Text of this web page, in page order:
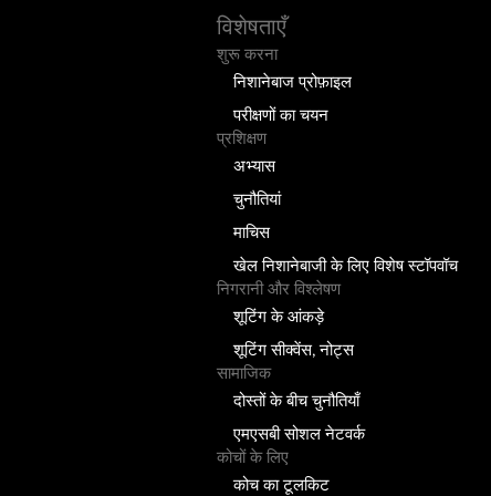
विशेषताएँ
शुरू करना
निशानेबाज प्रोफ़ाइल
परीक्षणों का चयन
प्रशिक्षण
अभ्यास
चुनौतियां
माचिस
खेल निशानेबाजी के लिए विशेष स्टॉपवॉच
निगरानी और विश्लेषण
शूटिंग के आंकड़े
शूटिंग सीक्वेंस, नोट्स
सामाजिक
दोस्तों के बीच चुनौतियाँ
एमएसबी सोशल नेटवर्क
कोचों के लिए
कोच का टूलकिट